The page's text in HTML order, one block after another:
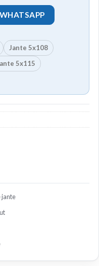
Jante 5x108
5x115
jante